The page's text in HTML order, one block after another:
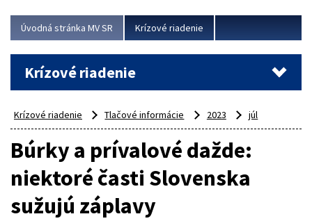
Úvodná stránka MV SR Krízové riadenie
Krízové riadenie
Krízové riadenie Tlačové informácie 2023 júl
Búrky a prívalové dažde:
niektoré časti Slovenska
sužujú záplavy